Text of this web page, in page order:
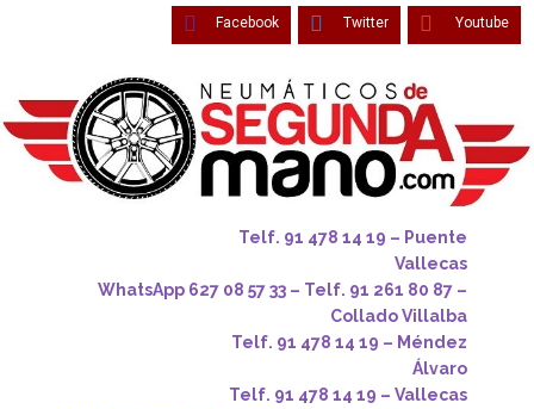
Facebook Twitter Youtube
Telf. 91 478 14 19 – Puente
Vallecas
WhatsApp 627 08 57 33 – Telf. 91 261 80 87 –
Collado Villalba
Telf. 91 478 14 19 – Méndez
Álvaro
Telf. 91 478 14 19 – Vallecas